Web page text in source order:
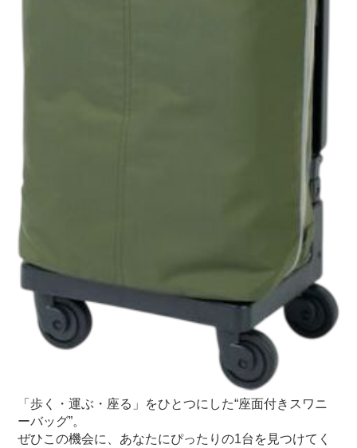
「歩く・運ぶ・座る」をひとつにした“座面付きスワニ
ーバッグ”。
ぜひこの機会に、あなたにぴったりの1台を見つけてく